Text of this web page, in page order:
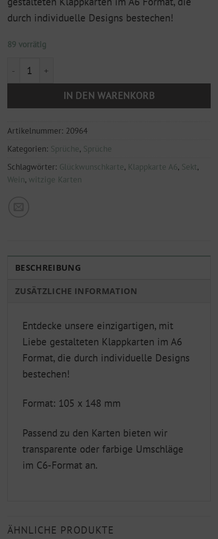
durch individuelle Designs bestechen!
89 vorrätig
Klappkarte A6 "Zukunft - Die ersten 3 Wörter, die du
IN DEN WARENKORB
Artikelnummer: 20964
Kategorien: Sprüche, Sprüche
Schlagwörter: Glückwunschkarte, Klappkarte A6, Sekt,
Wein, witzige Karten
BESCHREIBUNG
ZUSÄTZLICHE INFORMATION
Entdecke unsere einzigartigen, mit
Liebe gestalteten Klappkarten im A6
Format, die durch individuelle Designs
bestechen!
Format: 105 x 148 mm
Passend zu den Karten bieten wir
transparente oder farbige Umschläge
im C6-Format an.
ÄHNLICHE PRODUKTE